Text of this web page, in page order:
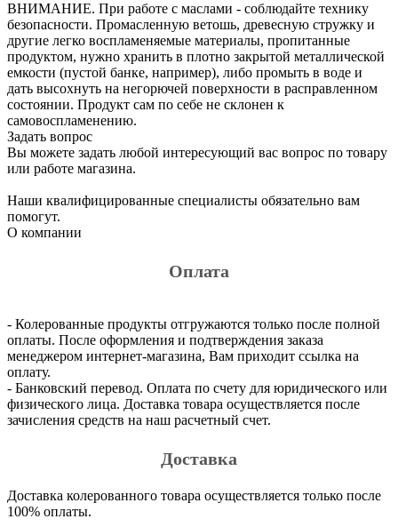
ВНИМАНИЕ. При работе с маслами - соблюдайте технику
безопасности. Промасленную ветошь, древесную стружку и
другие легко воспламеняемые материалы, пропитанные
продуктом, нужно хранить в плотно закрытой металлической
емкости (пустой банке, например), либо промыть в воде и
дать высохнуть на негорючей поверхности в расправленном
состоянии. Продукт сам по себе не склонен к
самовоспламенению.
Задать вопрос
Вы можете задать любой интересующий вас вопрос по товару
или работе магазина.
Наши квалифицированные специалисты обязательно вам
помогут.
О компании
Оплата
- Колерованные продукты отгружаются только после полной
оплаты. После оформления и подтверждения заказа
менеджером интернет-магазина, Вам приходит ссылка на
оплату.
- Банковский перевод. Оплата по счету для юридического или
физического лица. Доставка товара осуществляется после
зачисления средств на наш расчетный счет.
Доставка
Доставка колерованного товара осуществляется только после
100% оплаты.